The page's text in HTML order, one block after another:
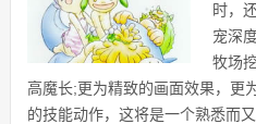
时，
宠深
牧场
高魔长;更为精致的画面效果，更
的技能动作，这将是一个熟悉而